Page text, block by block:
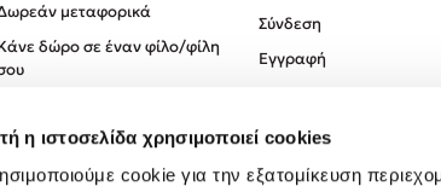
η ιστοσελίδα χρησιμοποιεί cookies
cookie για την εξατομίκευση
μεταφορικά
δώρο σε έναν φίλο/φίλη
Απορρήτου
χρήσης
Σύνδεση
Εγγραφή